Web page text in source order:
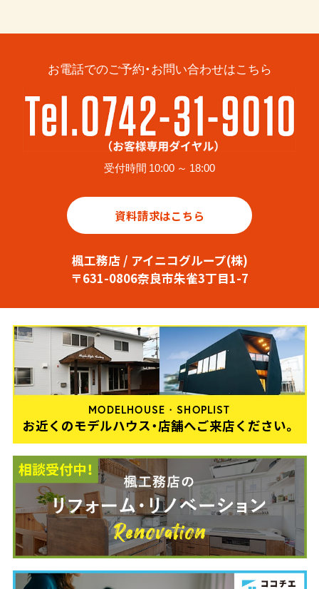
お電話でのご予約・お問い合わせはこちら
受付時間 10:00 ～ 18:00
資料請求はこちら
楓工務店 / アイニコグループ(株)
〒631-0806奈良市朱雀3丁目1-7
MODELHOUSE・SHOPLIST
お近くのモデルハウス・店舗へご来店ください。